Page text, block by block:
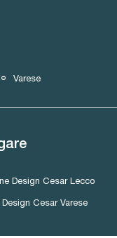
Varese
Design Cesar Lecco
Cesar Varese